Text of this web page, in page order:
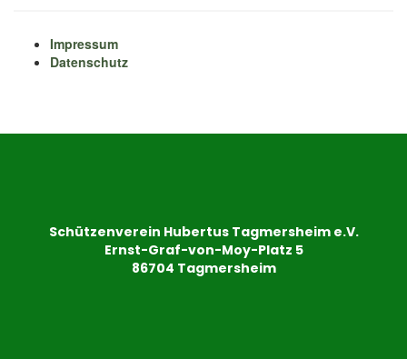
Impressum
Datenschutz
Schützenverein Hubertus Tagmersheim e.V.
Ernst-Graf-von-Moy-Platz 5
86704 Tagmersheim